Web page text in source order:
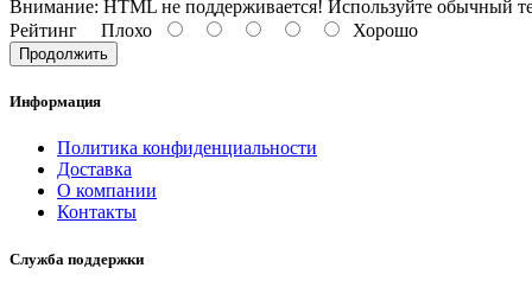
Внимание: HTML не поддерживается! Используйте обычный
Рейтинг Плохо Хорошо
Продолжить
Информация
Политика конфиденциальности
Доставка
О компании
Контакты
Служба поддержки